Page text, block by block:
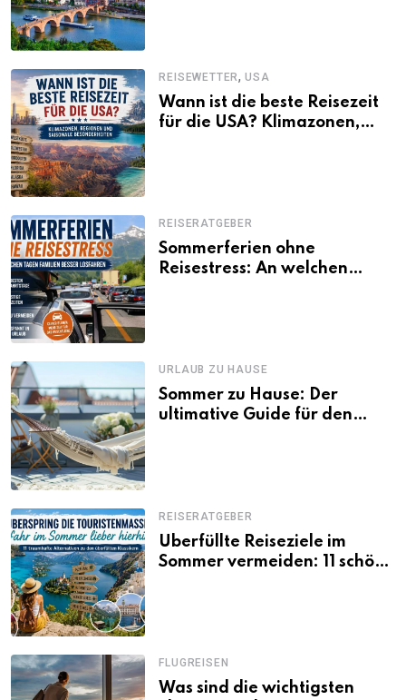
REISEWETTER,USA
Wann ist die beste Reisezeit
für die USA? Klimazonen,
REISERATGEBER
Sommerferien ohne
Reisestress: An welchen
URLAUB ZU HAUSE
Sommer zu Hause: Der
ultimative Guide für den
REISERATGEBER
Überfüllte Reiseziele im
Sommer vermeiden: 11 schöne
FLUGREISEN
Was sind die wichtigsten